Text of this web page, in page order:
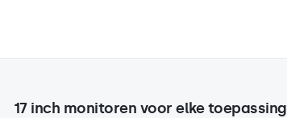
17 inch monitoren voor elke toepassing